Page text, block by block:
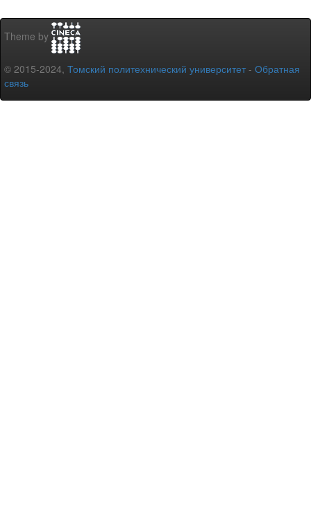
Theme by
© 2015-2024, Томский политехнический университет - Обратная
связь